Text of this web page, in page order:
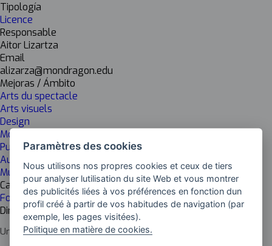
Tipología
Licence
Responsable
Aitor Lizartza
Email
alizarza@mondragon.edu
Mejoras / Ámbito
Arts du spectacle
Arts visuels
Design
Mode
Publicité
Audiovisuel et multimédia
Musique
Cadena de valor
Formation
Dirección del centro
Uribitarte Kalea, 6, Paseo Uribitarte, 3, 48001 Bilbao, Bizkaia
Paramètres des cookies
Nous utilisons nos propres cookies et ceux de tiers
pour analyser lutilisation du site Web et vous montrer
des publicités liées à vos préférences en fonction dun
profil créé à partir de vos habitudes de navigation (par
exemple, les pages visitées).
Politique en matière de cookies.